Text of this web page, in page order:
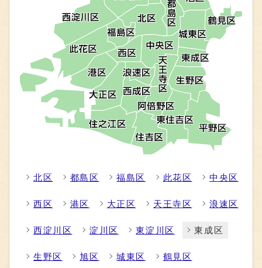
北区 都島区 福島区 此花区 中央区
西区 港区 大正区 天王寺区 浪速区
西淀川区 淀川区 東淀川区 東成区
生野区 旭区 城東区 鶴見区